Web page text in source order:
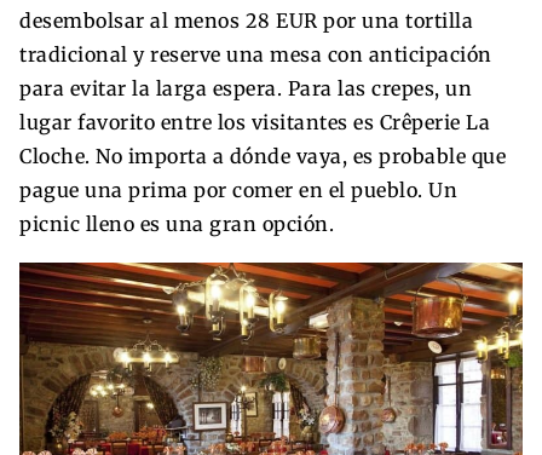
desembolsar al menos 28 EUR por una tortilla
tradicional y reserve una mesa con anticipación
para evitar la larga espera. Para las crepes, un
lugar favorito entre los visitantes es Crêperie La
Cloche. No importa a dónde vaya, es probable que
pague una prima por comer en el pueblo. Un
picnic lleno es una gran opción.